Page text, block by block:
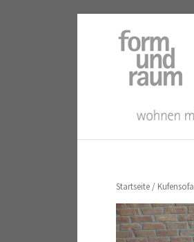
Startseite / Kufensofa